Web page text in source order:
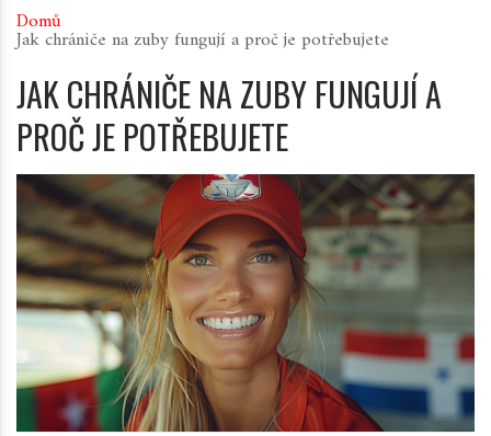
Domů
Jak chrániče na zuby fungují a proč je potřebujete
JAK CHRÁNIČE NA ZUBY FUNGUJÍ A
PROČ JE POTŘEBUJETE